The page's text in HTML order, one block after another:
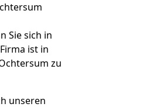
Sie sich in
ist in
zu
unseren